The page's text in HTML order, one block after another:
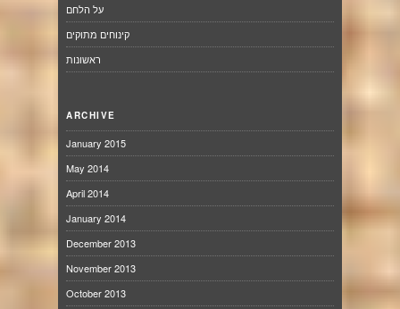
על הלחם
קינוחים מתוקים
ראשונות
ARCHIVE
January 2015
May 2014
April 2014
January 2014
December 2013
November 2013
October 2013